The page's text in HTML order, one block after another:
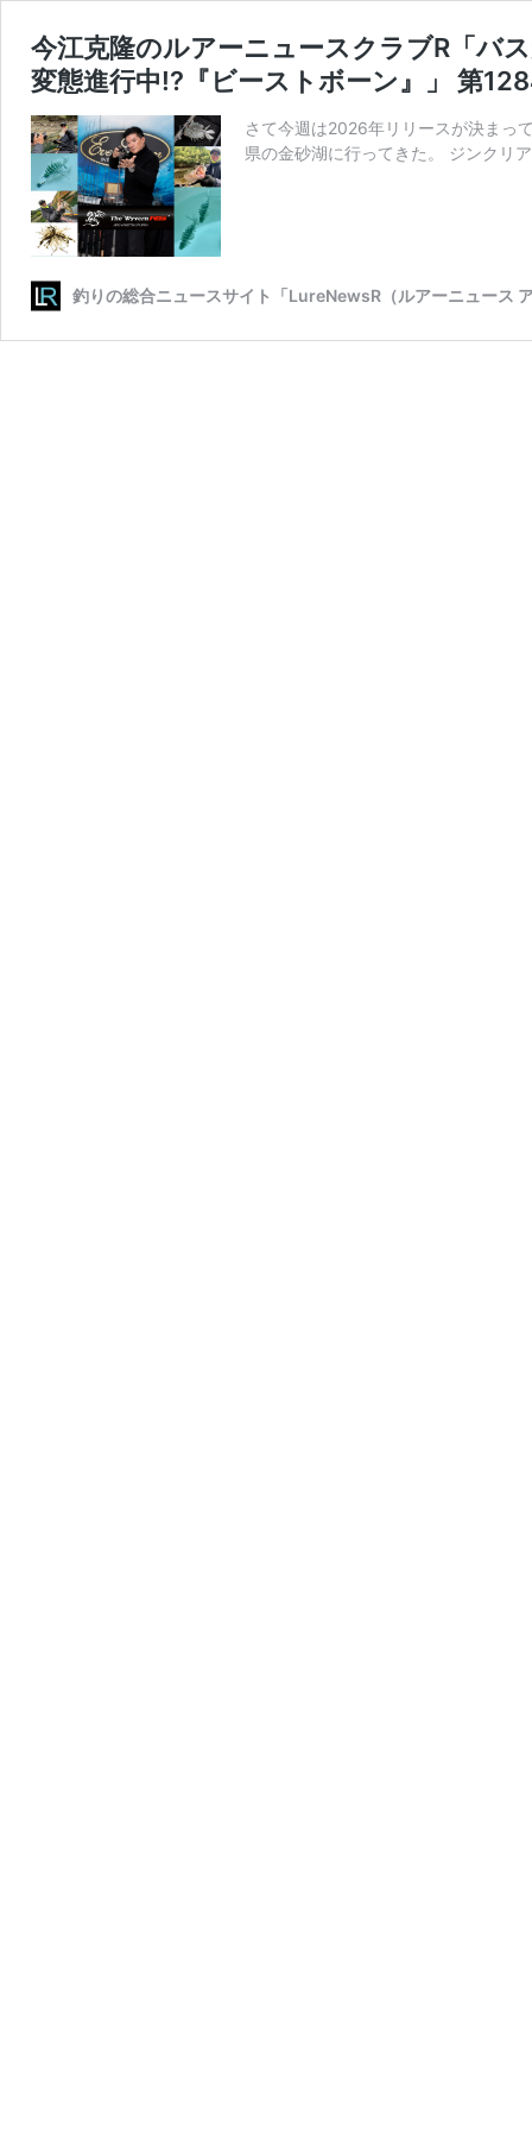
今江克隆のルアーニュースクラブR「バ
変態進行中!?『ビーストボーン』」 第
さて今週は2026年リリースが決まっ
県の金砂湖に行ってきた。 ジンクリ
釣りの総合ニュースサイト「LureNewsR（ルアーニュース